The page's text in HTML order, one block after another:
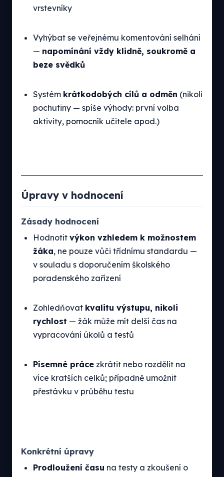
vrstevníky
Vyhýbat se veřejnému komentování selhání
— napomínání vždy klidně, soukromě a
beze svědků
Systém krátkodobých cílů a odměn (nikoli
pochutiny — spíše výhody: první volba
aktivity, pomocník učitele apod.)
Úpravy v hodnocení
Zásady hodnocení
Hodnotit výkon vzhledem k možnostem
žáka, ne pouze vůči třídnímu standardu —
v souladu s doporučením školského
poradenského zařízení
Zohledňovat kvalitu výstupu, nikoli
rychlost — žák může mít delší čas na
vypracování úkolů a testů
Písemné práce zkrátit nebo rozdělit na
více kratších celků; případně umožnit
přestávku v průběhu testu
Konkrétní úpravy
Prodloužení času na testy a zkoušení o